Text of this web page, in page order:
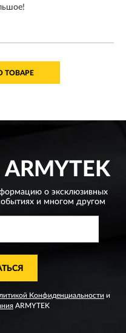
ТОВАРЕ
ARMYTEK
о эксклюзивных
и многом другом
Конфиденциальности и
ARMYTEK